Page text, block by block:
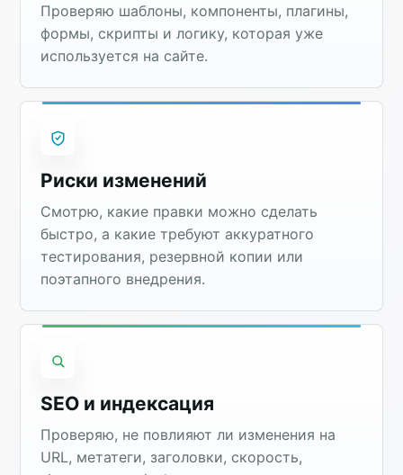
Проверяю шаблоны, компоненты, плагины,
формы, скрипты и логику, которая уже
используется на сайте.
Риски изменений
Смотрю, какие правки можно сделать
быстро, а какие требуют аккуратного
тестирования, резервной копии или
поэтапного внедрения.
SEO и индексация
Проверяю, не повлияют ли изменения на
URL, метатеги, заголовки, скорость,